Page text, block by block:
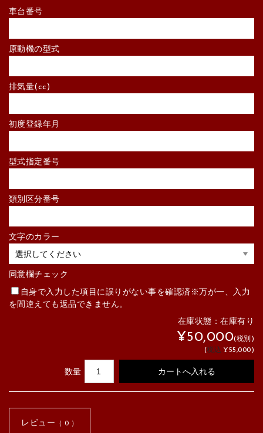
車台番号
原動機の型式
排気量(cc)
初度登録年月
型式指定番号
類別区分番号
文字のカラー
同意欄チェック
自身で入力した項目に誤りがない事を確認済※万が一、入力
を間違えても返品できません。
在庫状態：在庫有り
¥50,000(税別)
(税込 ¥55,000)
数量
レビュー （ 0 ）